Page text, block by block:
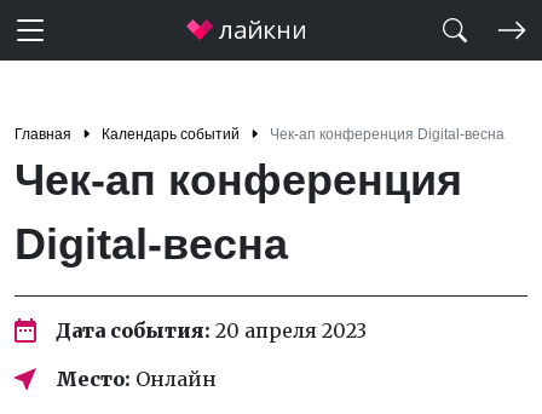
Главная Календарь событий Чек-ап конференция Digital-весна
Чек-ап конференция
Digital-весна
Дата события: 20 апреля 2023
Место: Онлайн